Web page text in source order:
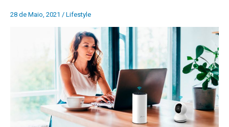
28 de Maio, 2021 / Lifestyle